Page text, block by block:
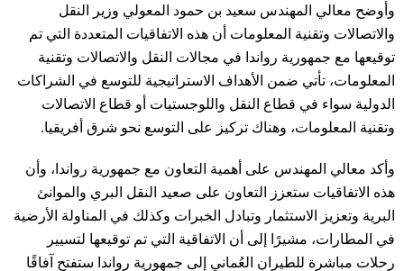
وأوضح معالي المهندس سعيد بن حمود المعولي وزير النقل
والاتصالات وتقنية المعلومات أن هذه الاتفاقيات المتعددة التي تم
توقيعها مع جمهورية رواندا في مجالات النقل والاتصالات وتقنية
المعلومات، تأتي ضمن الأهداف الاستراتيجية للتوسع في الشراكات
الدولية سواء في قطاع النقل واللوجستيات أو قطاع الاتصالات
وتقنية المعلومات، وهناك تركيز على التوسع نحو شرق أفريقيا.
وأكد معالي المهندس على أهمية التعاون مع جمهورية رواندا، وأن
هذه الاتفاقيات ستعزز التعاون على صعيد النقل البري والموانئ
البرية وتعزيز الاستثمار وتبادل الخبرات وكذلك في المناولة الأرضية
في المطارات، مشيرًا إلى أن الاتفاقية التي تم توقيعها لتسيير
رحلات مباشرة للطيران العُماني إلى جمهورية رواندا ستفتح آفاقًا